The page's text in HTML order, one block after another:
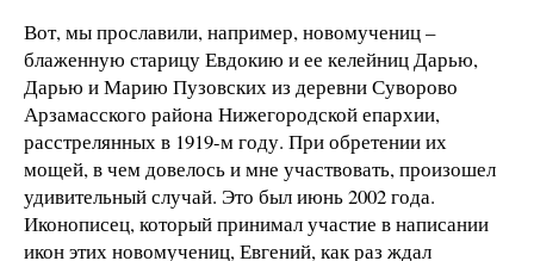
Вот, мы прославили, например, новомучениц –
блаженную старицу Евдокию и ее келейниц Дарью,
Дарью и Марию Пузовских из деревни Суворово
Арзамасского района Нижегородской епархии,
расстрелянных в 1919-м году. При обретении их
мощей, в чем довелось и мне участвовать, произошел
удивительный случай. Это был июнь 2002 года.
Иконописец, который принимал участие в написании
икон этих новомучениц, Евгений, как раз ждал